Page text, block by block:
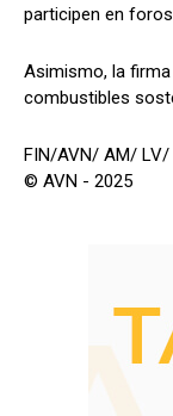
participen en
Asimismo, la
combustibles
FIN/AVN/ AM/ LV/
© AVN - 2025